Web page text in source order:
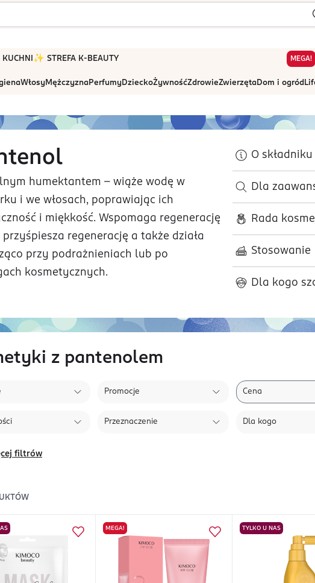
KUCHNI ✨ STREFA K-BEAUTY MEGA!
WłosyMężczyznaPerfumyDzieckoŻywnośćZdrowieZwierzętaDom i ogród
humektantem - wiąże wodę w
i we włosach, poprawiając ich
i miękkość. Wspomaga regenerację
przyśpiesza regenerację a także działa
przy podrażnieniach lub po
kosmetycznych.
O składniku
Dla
Rada
Stosowanie
Dla kogo
z pantenolem
Promocje Cena
Przeznaczenie Dla kogo
filtrów
MEGA! TYLKO U NAS